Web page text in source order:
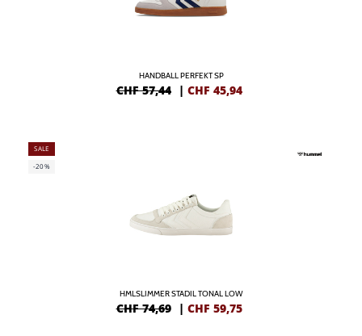
HANDBALL PERFEKT SP
CHF 57,44 | CHF 45,94
SALE
-20%
HMLSLIMMER STADIL TONAL LOW
CHF 74,69 | CHF 59,75